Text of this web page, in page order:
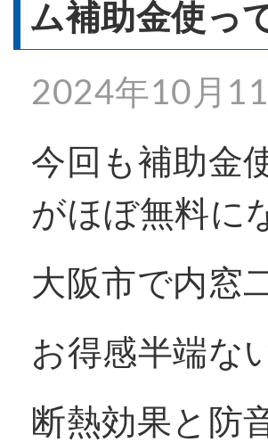
- 窓シャッター
施工事例一覧
特殊事例
価格表
ム補助金使
2024年10月
今回も補助金
がほぼ無料に
大阪市で内窓
お得感半端な
断熱効果と防